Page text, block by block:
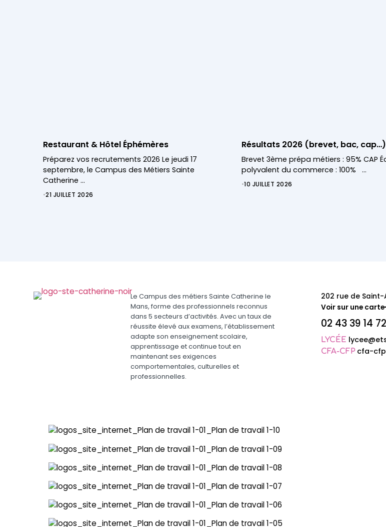
Restaurant & Hôtel Éphémères
Préparez vos recrutements 2026 Le jeudi 17
septembre, le Campus des Métiers Sainte
Catherine …
•21 JUILLET 2026
Résultats 2026 (brevet, bac, cap…)
Brevet 3ème prépa métiers : 95% CAP
polyvalent du commerce : 100% …
•10 JUILLET 2026
Le Campus des métiers Sainte Catherine le
Mans, forme des professionnels reconnus
dans 5 secteurs d’activités. Avec un taux de
réussite élevé aux examens, l’établissement
adapte son enseignement scolaire,
apprentissage et continue tout en
maintenant ses exigences
comportementales, culturelles et
professionnelles.
202 rue de Saint-
Voir sur une carte
02 43 39 14 72
LYCÉE
CFA-CFP cfa-